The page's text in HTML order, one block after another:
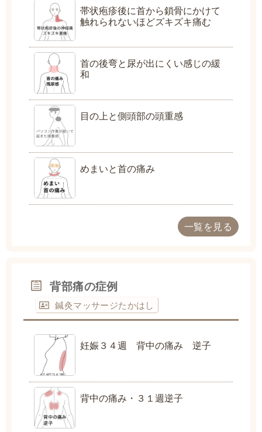
帯状疱疹後に首から鎖骨にかけて
触れられないほどズキズキ痛む
首の後弯と尿が出にくい感じの緩
和
目の上と側頭部の頭重感
めまいと首の痛み
一覧を見る
背部痛の症例
鍼灸マッサージたかはし
妊娠３４週 背中の痛み 逆子
背中の痛み・３１週逆子